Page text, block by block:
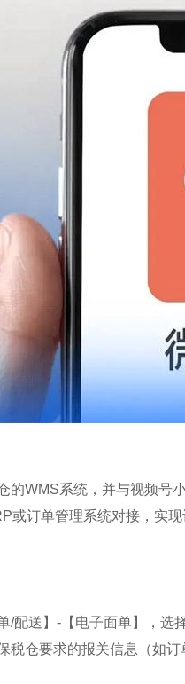
的WMS系统，并与视频号
或订单管理系统对接，实现
/配送】-【电子面单】，选
税仓要求的报关信息（如